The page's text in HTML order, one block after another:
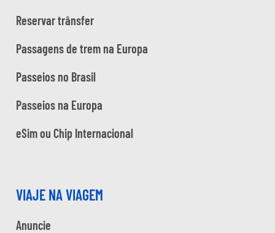
Reservar trânsfer
Passagens de trem na Europa
Passeios no Brasil
Passeios na Europa
eSim ou Chip Internacional
VIAJE NA VIAGEM
Anuncie